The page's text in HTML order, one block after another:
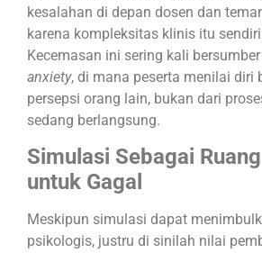
kesalahan di depan dosen dan
karena kompleksitas klinis itu
Kecemasan ini sering kali
anxiety, di mana peserta menilai diri
persepsi orang lain, bukan dari
sedang berlangsung.
Simulasi Sebagai
untuk Gagal
Meskipun simulasi dapat
psikologis, justru di sinilah nilai